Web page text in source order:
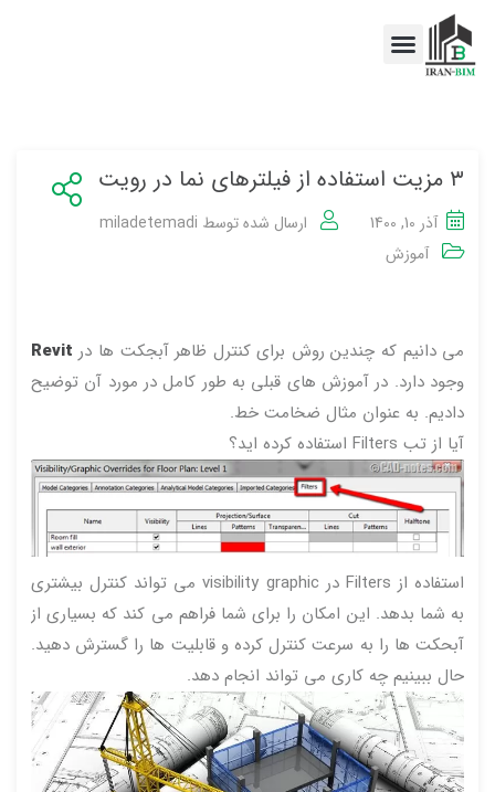
۳ مزیت استفاده از فیلترهای نما در رویت
آذر 10, 1400 ارسال شده توسط miladetemadi
آموزش
می دانیم که چندین روش برای کنترل ظاهر آبجکت ها در Revit
وجود دارد. در آموزش های قبلی به طور کامل در مورد آن توضیح
دادیم. به عنوان مثال ضخامت خط.
آیا از تب Filters استفاده کرده اید؟
استفاده از Filters در visibility graphic می تواند کنترل بیشتری
به شما بدهد. این امکان را برای شما فراهم می کند که بسیاری از
آبحکت ها را به سرعت کنترل کرده و قابلیت ها را گسترش دهید.
حال ببینیم چه کاری می تواند انجام دهد.